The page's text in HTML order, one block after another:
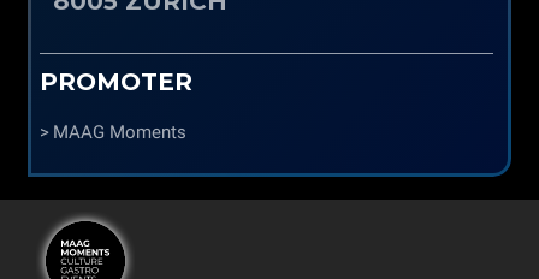
PROMOTER
MAAG Moments